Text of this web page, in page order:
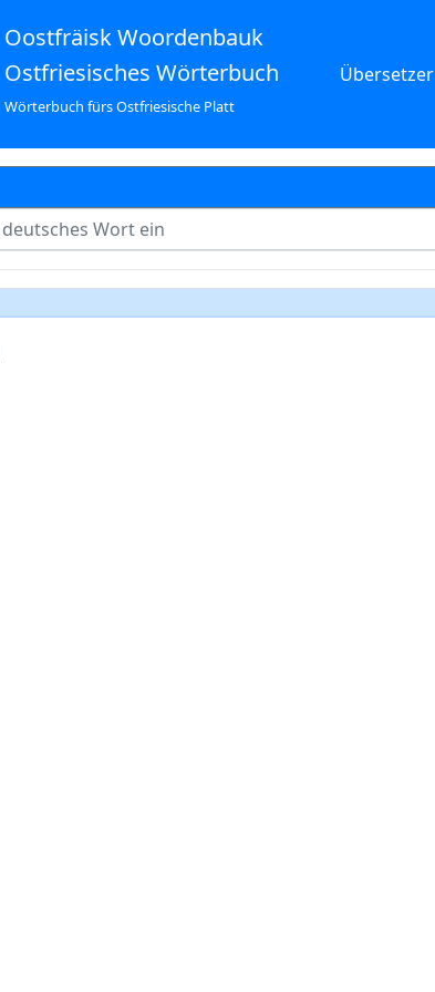
Oostfräisk Woordenbauk
Ostfriesisches Wörterbuch
Wörterbuch fürs Ostfriesische Platt
Übersetzer